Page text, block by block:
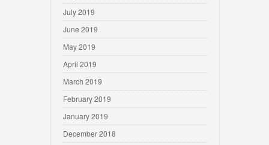
July 2019
June 2019
May 2019
April 2019
March 2019
February 2019
January 2019
December 2018